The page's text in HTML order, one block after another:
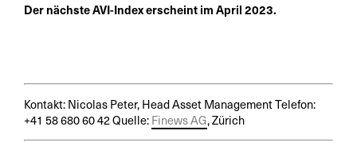
Der nächste AVI-Index erscheint im April 2023.
Kontakt: Nicolas Peter, Head Asset Management Telefon:
+41 58 680 60 42 Quelle: Finews AG, Zürich